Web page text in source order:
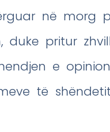
në morg
duke pritur
e
të